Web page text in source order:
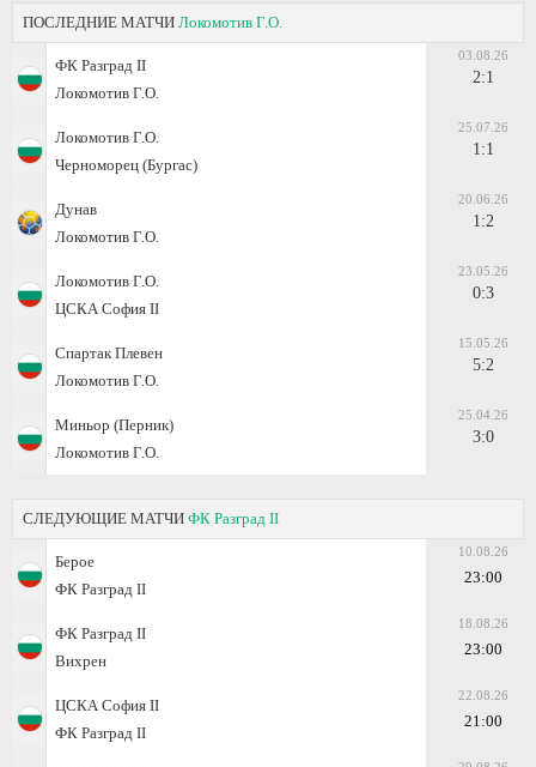
ПОСЛЕДНИЕ МАТЧИ Локомотив Г.О.
ФК Разград II
Локомотив Г.О.
03.08.26
2:1
Локомотив Г.О.
Черноморец (Бургас)
25.07.26
1:1
Дунав
Локомотив Г.О.
20.06.26
1:2
Локомотив Г.О.
ЦСКА София II
23.05.26
0:3
Спартак Плевен
Локомотив Г.О.
15.05.26
5:2
Миньор (Перник)
Локомотив Г.О.
25.04.26
3:0
СЛЕДУЮЩИЕ МАТЧИ ФК Разград II
Берое
ФК Разград II
10.08.26
23:00
ФК Разград II
Вихрен
18.08.26
23:00
ЦСКА София II
ФК Разград II
22.08.26
21:00